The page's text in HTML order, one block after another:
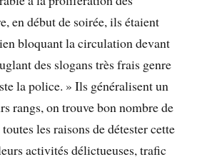
en début de soirée, ils étaient
bloquant la circulation devant
des slogans très frais genre
la police. » Ils généralisent un
rangs, on trouve bon nombre de
les raisons de détester cette
activités délictueuses, trafic